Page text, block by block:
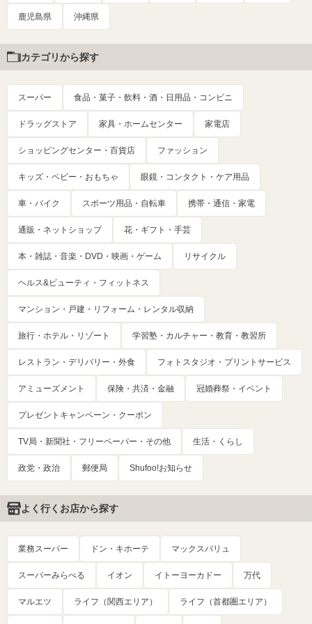
鹿児島県 沖縄県
カテゴリから探す
スーパー 食品・菓子・飲料・酒・日用品・コンビニ
ドラッグストア 家具・ホームセンター 家電店
ショッピングセンター・百貨店 ファッション
キッズ・ベビー・おもちゃ 眼鏡・コンタクト・ケア用品
車・バイク スポーツ用品・自転車 携帯・通信・家電
通販・ネットショップ 花・ギフト・手芸
本・雑誌・音楽・DVD・映画・ゲーム リサイクル
ヘルス&ビューティ・フィットネス
マンション・戸建・リフォーム・レンタル収納
旅行・ホテル・リゾート 学習塾・カルチャー・教育・教習所
レストラン・デリバリー・外食 フォトスタジオ・プリントサービス
アミューズメント 保険・共済・金融 冠婚葬祭・イベント
プレゼントキャンペーン・クーポン
TV局・新聞社・フリーペーパー・その他 生活・くらし
政党・政治 郵便局 Shufoo!お知らせ
よく行くお店から探す
業務スーパー ドン・キホーテ マックスバリュ
スーパーみらべる イオン イトーヨーカドー 万代
マルエツ ライフ（関西エリア） ライフ（首都圏エリア）